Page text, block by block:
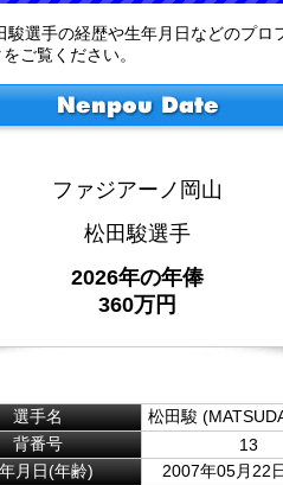
駿選手の経歴や生年月日などのプ
ご覧ください。
ファジアーノ岡山
松田駿選手
2026年の年俸
360万円
選手名
松田駿
背番号
13
月日(年齢)
2007年05月22